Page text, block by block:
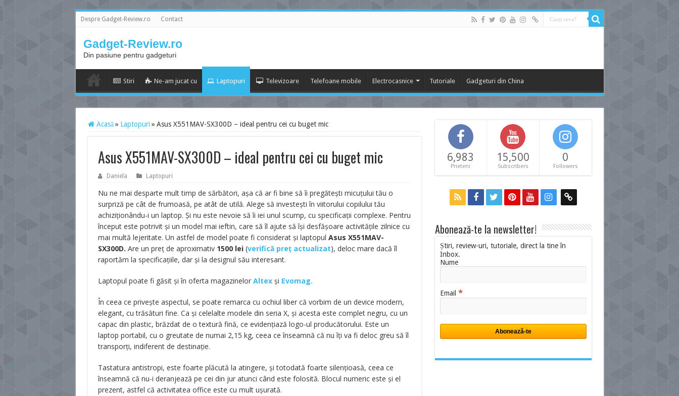
Despre Gadget-Review.ro Contact
Gadget-Review.ro
Din pasiune pentru gadgeturi
Stiri Ne-am jucat cu Laptopuri Televizoare Telefoane mobile Electrocasnice Tutoriale Gadgeturi din China
Acasă » Laptopuri » Asus X551MAV-SX300D – ideal pentru cei cu buget mic
Asus X551MAV-SX300D – ideal pentru cei cu buget mic
Daniela Laptopuri
Nu ne mai desparte mult timp de sărbători, așa că ar fi bine să îi pregătești micuțului tău o
surpriză pe cât de frumoasă, pe atât de utilă. Alege să investești în viitorului copilului tău
achiziționându-i un laptop. Și nu este nevoie să îi iei unul scump, cu specificații complexe. Pentru
început este potrivit și un model mai ieftin, care să îl ajute să își desfășoare activitățile zilnice cu
mai multă lejeritate. Un astfel de model poate fi considerat și laptopul Asus X551MAV-
SX300D. Are un preț de aproximativ 1500 lei(verifică preț actualizat), deloc mare dacă îl
raportăm la specificațiile, dar și la designul său interesant.
Laptopul poate fi găsit și în oferta magazinelor Altexși Evomag.
În ceea ce privește aspectul, se poate remarca cu ochiul liber că vorbim de un device modern,
elegant, cu trăsături fine. Ca și celelalte modele din seria X, și acesta este complet negru, cu un
capac din plastic, brăzdat de o textură fină, ce evidențiază logo-ul producătorului. Este un
laptop portabil, cu o greutate de numai 2,15 kg, ceea ce înseamnă că nu îți va fi deloc greu să îl
transporți, indiferent de destinație.
Tastatura antistropi, este foarte plăcută la atingere, și totodată foarte silențioasă, ceea ce
înseamnă că nu-i deranjează pe cei din jur atunci când este folosită. Blocul numeric este și el
prezent, astfel că activitatea office este cu mult ușurată.
6,983
Prieteni
15,500
Subscribers
0
Followers
Abonează-te la newsletter!
Știri, review-uri, tutoriale, direct la tine în
Inbox.
Nume
Email *